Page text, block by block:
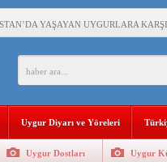
YAŞAYAN UYGURLARA
UYGULAMALARI
BAŞKANI DOÇ.DR.KAAN : DOĞU
Uygur Diyarı ve Yöreleri
Uygur Dostları Uygur